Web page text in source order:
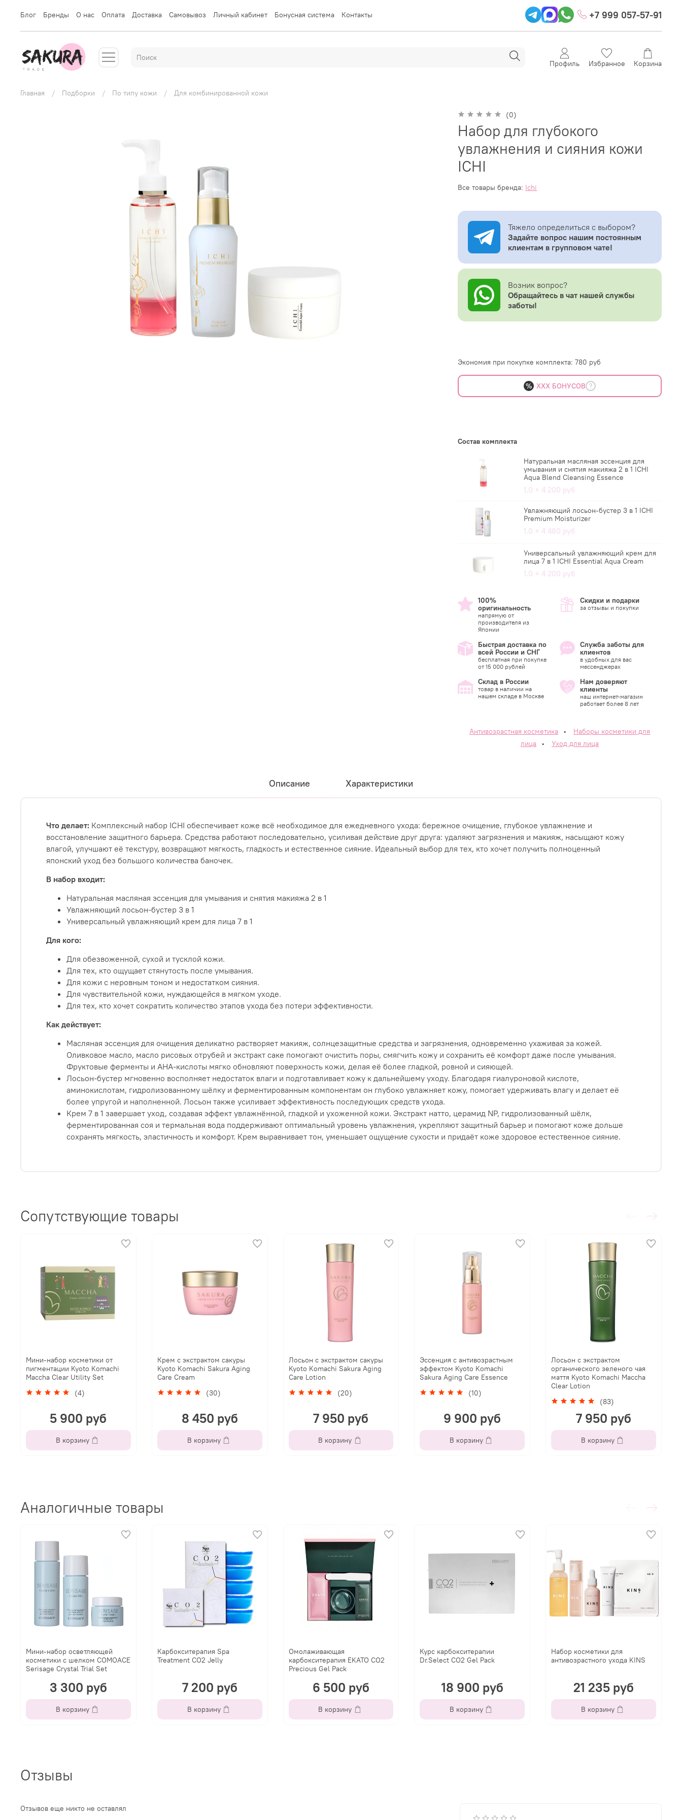
Блог Бренды О нас Оплата Доставка Самовывоз Личный кабинет Бонусная система Контакты +7 999 057-57-91
Профиль Избранное Корзина
Главная Подборки По типу кожи Для комбинированной кожи
(0)
Набор для глубокого
увлажнения и сияния кожи
ICHI
Все товары бренда: Ichi
Экономия при покупке комплекта: 780 руб
% XXX БОНУСОВ
Состав комплекта
Натуральная масляная эссенция для
умывания и снятия макияжа 2 в 1 ICHI
Aqua Blend Cleansing Essence
1.0 × 4 200 руб
Увлажняющий лосьон-бустер 3 в 1 ICHI
Premium Moisturizer
1.0 × 4 480 руб
Универсальный увлажняющий крем для
лица 7 в 1 ICHI Essential Aqua Cream
1.0 × 4 200 руб
Тяжело определиться с выбором?
Задайте вопрос нашим постоянным
клиентам в групповом чате!
Возник вопрос?
Обращайтесь в чат нашей службы
заботы!
100%
оригинальность
напрямую от
производителя из
Японии
Скидки и подарки
за отзывы и покупки
Быстрая доставка по
всей России и СНГ
бесплатная при покупке
от 15 000 рублей
Служба заботы для
клиентов
в удобных для вас
мессенджерах
Склад в России
товар в наличии на
нашем складе в Москве
Нам доверяют
клиенты
наш интернет-магазин
работает более 8 лет
Антивозрастная косметика •
Наборы косметики для
лица
• Уход для лица
Описание Характеристики
Что делает: Комплексный набор ICHI обеспечивает коже всё необходимое для ежедневного ухода: бережное очищение, глубокое увлажнение и
восстановление защитного барьера. Средства работают последовательно, усиливая действие друг друга: удаляют загрязнения и макияж, насыщают кожу
влагой, улучшают её текстуру, возвращают мягкость, гладкость и естественное сияние. Идеальный выбор для тех, кто хочет получить полноценный
японский уход без большого количества баночек.
В набор входит:
Натуральная масляная эссенция для умывания и снятия макияжа 2 в 1
Увлажняющий лосьон-бустер 3 в 1
Универсальный увлажняющий крем для лица 7 в 1
Для кого:
Для обезвоженной, сухой и тусклой кожи.
Для тех, кто ощущает стянутость после умывания.
Для кожи с неровным тоном и недостатком сияния.
Для чувствительной кожи, нуждающейся в мягком уходе.
Для тех, кто хочет сократить количество этапов ухода без потери эффективности.
Как действует:
Масляная эссенция для очищения деликатно растворяет макияж, солнцезащитные средства и загрязнения, одновременно ухаживая за кожей.
Оливковое масло, масло рисовых отрубей и экстракт саке помогают очистить поры, смягчить кожу и сохранить её комфорт даже после умывания.
Фруктовые ферменты и AHA-кислоты мягко обновляют поверхность кожи, делая её более гладкой, ровной и сияющей.
Лосьон-бустер мгновенно восполняет недостаток влаги и подготавливает кожу к дальнейшему уходу. Благодаря гиалуроновой кислоте,
аминокислотам, гидролизованному шёлку и ферментированным компонентам он глубоко увлажняет кожу, помогает удерживать влагу и делает её
более упругой и наполненной. Лосьон также усиливает эффективность последующих средств ухода.
Крем 7 в 1 завершает уход, создавая эффект увлажнённой, гладкой и ухоженной кожи. Экстракт натто, церамид NP, гидролизованный шёлк,
ферментированная соя и термальная вода поддерживают оптимальный уровень увлажнения, укрепляют защитный барьер и помогают коже дольше
сохранять мягкость, эластичность и комфорт. Крем выравнивает тон, уменьшает ощущение сухости и придаёт коже здоровое естественное сияние.
Сопутствующие товары
Мини-набор косметики от
пигментации Kyoto Komachi
Maccha Clear Utility Set
(4)
5 900 руб
В корзину
Крем с экстрактом сакуры
Kyoto Komachi Sakura Aging
Care Cream
(30)
8 450 руб
В корзину
Лосьон с экстрактом сакуры
Kyoto Komachi Sakura Aging
Care Lotion
(20)
7 950 руб
В корзину
Эссенция с антивозрастным
эффектом Kyoto Komachi
Sakura Aging Care Essence
(10)
9 900 руб
В корзину
Лосьон с экстрактом
органического зеленого чая
маття Kyoto Komachi Maccha
Clear Lotion
(83)
7 950 руб
В корзину
Аналогичные товары
Мини-набор осветляющей
косметики с шелком COMOACE
Serisage Crystal Trial Set
3 300 руб
В корзину
Карбокситерапия Spa
Treatment CO2 Jelly
7 200 руб
В корзину
Омолаживающая
карбокситерапия EKATO CO2
Precious Gel Pack
6 500 руб
В корзину
Курс карбокситерапии
Dr.Select CO2 Gel Pack
18 900 руб
В корзину
Набор косметики для
антивозрастного ухода KINS
21 235 руб
В корзину
Отзывы
Отзывов еще никто не оставлял